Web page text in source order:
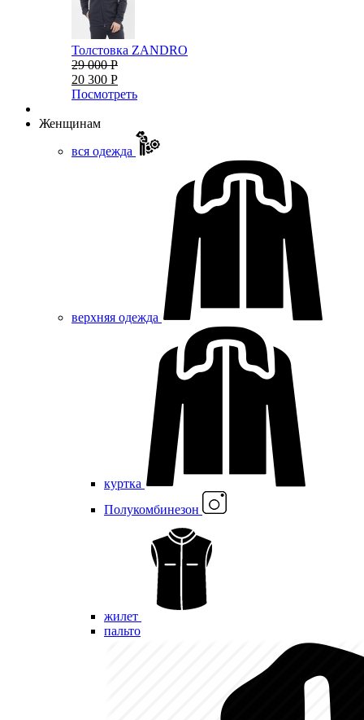
Толстовка ZANDRO
29 000 Р
20 300 Р
Посмотреть
Женщинам
вся одежда
верхняя одежда
куртка
Полукомбинезон
жилет
пальто